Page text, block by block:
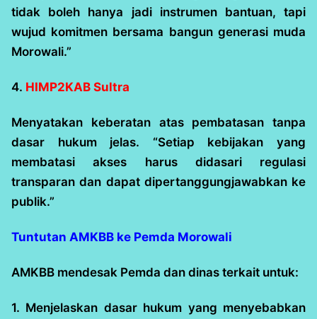
tidak boleh hanya jadi instrumen bantuan, tapi
wujud komitmen bersama bangun generasi muda
Morowali.”
4. HIMP2KAB Sultra
Menyatakan keberatan atas pembatasan tanpa
dasar hukum jelas. “Setiap kebijakan yang
membatasi akses harus didasari regulasi
transparan dan dapat dipertanggungjawabkan ke
publik.”
Tuntutan AMKBB ke Pemda Morowali
AMKBB mendesak Pemda dan dinas terkait untuk:
1. Menjelaskan dasar hukum yang menyebabkan